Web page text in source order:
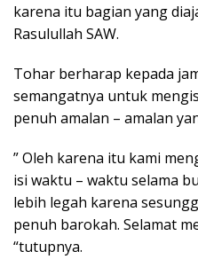
karena itu bagian yang
Rasulullah SAW.
Tohar berharap kepada
semangatnya untuk
penuh amalan – amalan
” Oleh karena itu kami
isi waktu – waktu selama
lebih legah karena
penuh barokah. Selamat
“tutupnya.